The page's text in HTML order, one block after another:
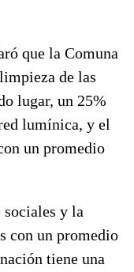
que la Comuna
de las
lugar, un 25%
lumínica, y el
un promedio
sociales y la
con un promedio
tiene una